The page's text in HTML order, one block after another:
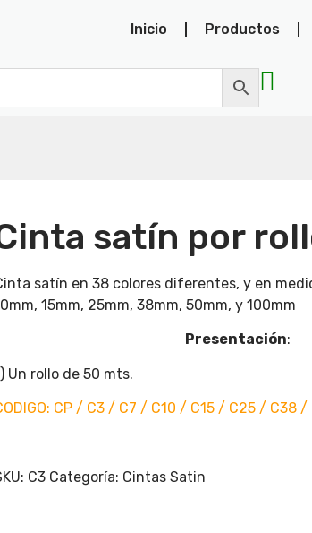
Inicio Productos
satín por
satín en 38 colores diferentes, y en
15mm, 25mm, 38mm, 50mm, y 100mm
Presentación:
Un rollo de 50 mts.
CP / C3 / C7 / C10 / C15 / C25 / C38 /
C3 Categoría: Cintas Satin